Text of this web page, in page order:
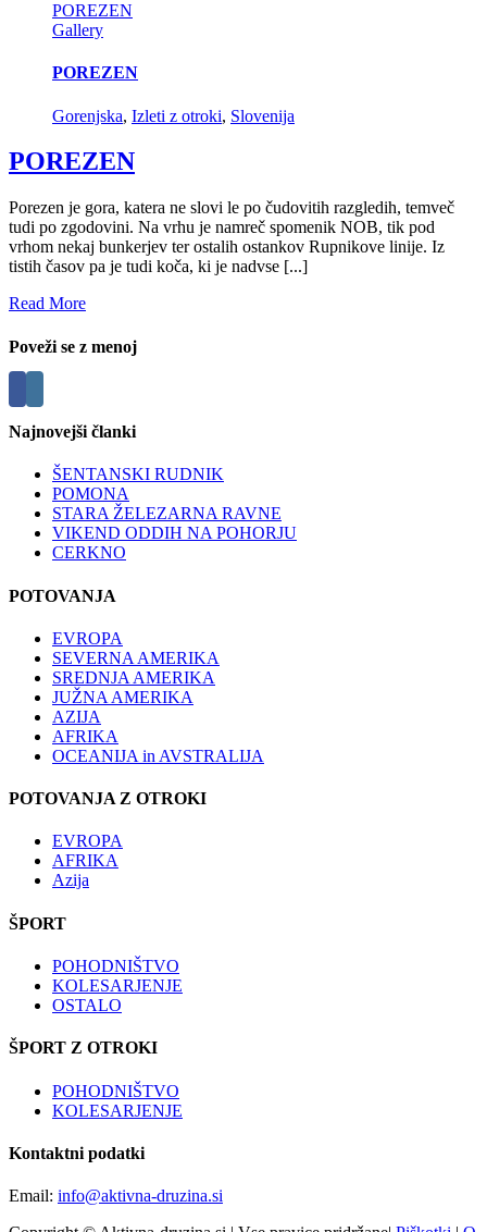
POREZEN
Gallery
POREZEN
Gorenjska, Izleti z otroki, Slovenija
POREZEN
Porezen je gora, katera ne slovi le po čudovitih razgledih, temveč
tudi po zgodovini. Na vrhu je namreč spomenik NOB, tik pod
vrhom nekaj bunkerjev ter ostalih ostankov Rupnikove linije. Iz
tistih časov pa je tudi koča, ki je nadvse [...]
Read More
Poveži se z menoj
Najnovejši članki
ŠENTANSKI RUDNIK
POMONA
STARA ŽELEZARNA RAVNE
VIKEND ODDIH NA POHORJU
CERKNO
POTOVANJA
EVROPA
SEVERNA AMERIKA
SREDNJA AMERIKA
JUŽNA AMERIKA
AZIJA
AFRIKA
OCEANIJA in AVSTRALIJA
POTOVANJA Z OTROKI
EVROPA
AFRIKA
Azija
ŠPORT
POHODNIŠTVO
KOLESARJENJE
OSTALO
ŠPORT Z OTROKI
POHODNIŠTVO
KOLESARJENJE
Kontaktni podatki
Email: info@aktivna-druzina.si